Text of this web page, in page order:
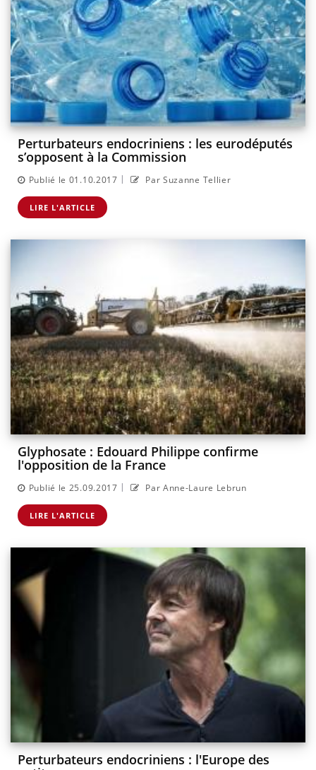
Perturbateurs endocriniens : les eurodéputés
s’opposent à la Commission
Publié le 01.10.2017 | Par Suzanne Tellier
LIRE L'ARTICLE
Glyphosate : Edouard Philippe confirme
l'opposition de la France
Publié le 25.09.2017 | Par Anne-Laure Lebrun
LIRE L'ARTICLE
Perturbateurs endocriniens : l'Europe des